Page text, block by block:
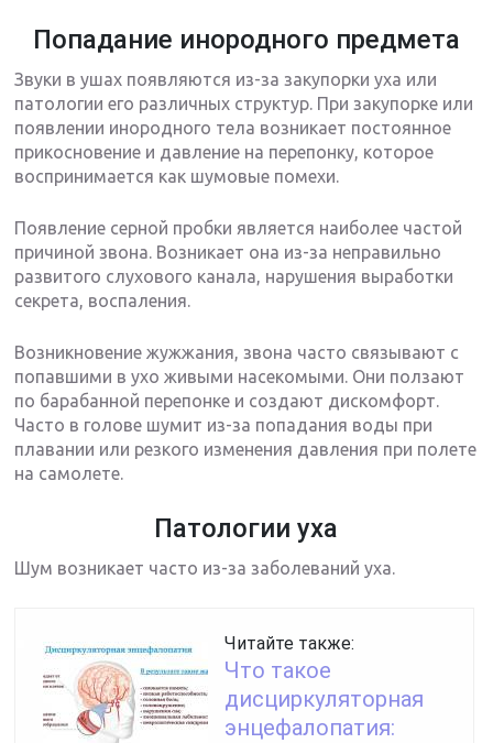
Попадание инородного предмета
Звуки в ушах появляются из-за закупорки уха или
патологии его различных структур. При закупорке или
появлении инородного тела возникает постоянное
прикосновение и давление на перепонку, которое
воспринимается как шумовые помехи.
Появление серной пробки является наиболее частой
причиной звона. Возникает она из-за неправильно
развитого слухового канала, нарушения выработки
секрета, воспаления.
Возникновение жужжания, звона часто связывают с
попавшими в ухо живыми насекомыми. Они ползают
по барабанной перепонке и создают дискомфорт.
Часто в голове шумит из-за попадания воды при
плавании или резкого изменения давления при полете
на самолете.
Патологии уха
Шум возникает часто из-за заболеваний уха.
Читайте также:
Что такое
дисциркуляторная
энцефалопатия: